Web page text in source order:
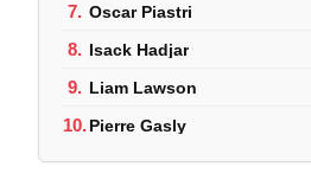
7. Oscar Piastri
8. Isack Hadjar
9. Liam Lawson
10.Pierre Gasly